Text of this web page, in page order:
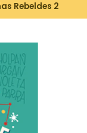
Rebeldes 2